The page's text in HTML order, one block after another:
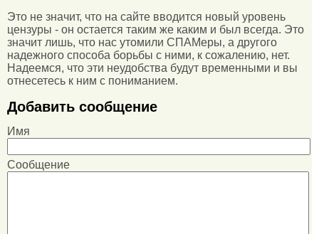
Это не значит, что на сайте вводится новый уровень
цензуры - он остается таким же каким и был всегда. Это
значит лишь, что нас утомили СПАМеры, а другого
надежного способа борьбы с ними, к сожалению, нет.
Надеемся, что эти неудобства будут временными и вы
отнесетесь к ним с пониманием.
Добавить сообщение
Имя
Сообщение